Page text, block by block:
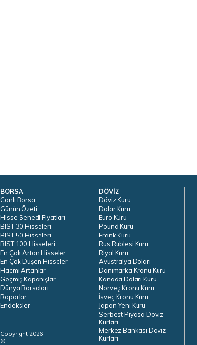
BORSA
Canlı Borsa
Günün Özeti
Hisse Senedi Fiyatları
BIST 30 Hisseleri
BIST 50 Hisseleri
BIST 100 Hisseleri
En Çok Artan Hisseler
En Çok Düşen Hisseler
Hacmi Artanlar
Geçmiş Kapanışlar
Dünya Borsaları
Raporlar
Endeksler
Copyright 2026
©
DÖVİZ
Döviz Kuru
Dolar Kuru
Euro Kuru
Pound Kuru
Frank Kuru
Rus Rublesi Kuru
Riyal Kuru
Avustralya Doları
Danimarka Kronu Kuru
Kanada Doları Kuru
Norveç Kronu Kuru
İsveç Kronu Kuru
Japon Yeni Kuru
Serbest Piyasa Döviz
Kurları
Merkez Bankası Döviz
Kurları